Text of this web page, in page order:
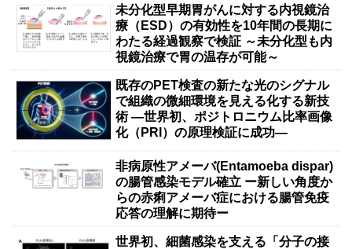
未分化型早期胃がんに対する内視鏡治
療（ESD）の有効性を10年間の長期に
わたる経過観察で検証 ～未分化型も内
視鏡治療で胃の温存が可能～
既存のPET検査の新たな光のシグナル
で組織の微細環境を見える化する新技
術 ―世界初、ポジトロニウム比率画像
化（PRI）の原理検証に成功―
非病原性アメーバ(Entamoeba dispar)
の腸管感染モデル確立 ー新しい角度か
らの赤痢アメーバ症における腸管免疫
応答の理解に期待ー
世界初、細菌感染を支える「分子の接